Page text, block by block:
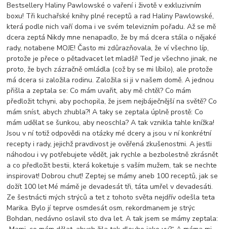
Bestsellery Haliny Pawlowské o vaření i životě v exkluzivním
boxu! Tři kuchařské knihy plné receptů a rad Haliny Pawlowské,
která podle nich vaří doma i ve svém televizním pořadu. Až se mě
dcera zeptá Nikdy mne nenapadlo, že by má dcera stála o nějaké
rady, notabene MOJE! Často mi zdůrazňovala, že ví všechno líp,
protože je přece o pětadvacet let mladší! Teď je všechno jinak, ne
proto, že bych zázračně omládla (což by se mi líbilo), ale protože
má dcera si založila rodinu. Založila si ji v našem domě. A jednou
přišla a zeptala se: Co mám uvařit, aby mě chtěl? Co mám
předložit tchyni, aby pochopila, že jsem nejbáječnější na světě? Co
mám sníst, abych zhubla?! A taky se zeptala úplně prostě: Co
mám udělat se šunkou, aby neoschla? A tak vznikla tahle knížka!
Jsou v ní totiž odpovědi na otázky mé dcery a jsou v ní konkrétní
recepty i rady, jejichž pravdivost je ověřená zkušenostmi. A jestli
náhodou i vy potřebujete vědět, jak rychle a bezbolestně zkrásnět
a co předložit bestii, která koketuje s vaším mužem, tak se nechte
inspirovat! Dobrou chuť! Zeptej se mámy aneb 100 receptů, jak se
dožít 100 let Mé mámě je devadesát tři, táta umřel v devadesáti.
Ze šestnácti mých strýců a tet z tohoto světa nejdřív odešla teta
Marika. Bylo jí teprve osmdesát osm, rekordmanem je strýc
Bohdan, nedávno oslavil sto dva let. A tak jsem se mámy zeptala: